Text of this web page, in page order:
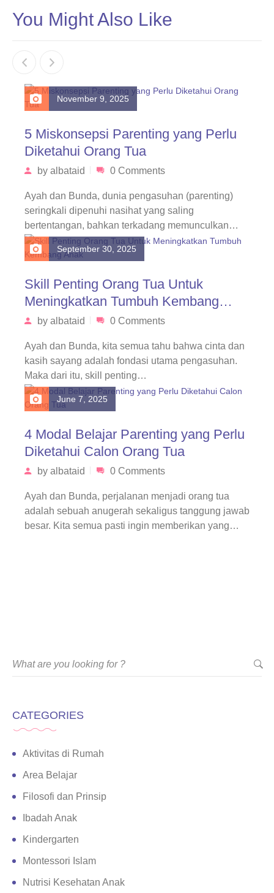
You Might Also Like
November 9, 2025
5 Miskonsepsi Parenting yang Perlu
Diketahui Orang Tua
by albataid 0 Comments
Ayah dan Bunda, dunia pengasuhan (parenting)
seringkali dipenuhi nasihat yang saling
bertentangan, bahkan terkadang memunculkan
keyakinan yang sebenarnya keliru. Lima…
September 30, 2025
Skill Penting Orang Tua Untuk
Meningkatkan Tumbuh Kembang
Anak
by albataid 0 Comments
Ayah dan Bunda, kita semua tahu bahwa cinta dan
kasih sayang adalah fondasi utama pengasuhan.
Maka dari itu, skill penting…
June 7, 2025
4 Modal Belajar Parenting yang Perlu
Diketahui Calon Orang Tua
by albataid 0 Comments
Ayah dan Bunda, perjalanan menjadi orang tua
adalah sebuah anugerah sekaligus tanggung jawab
besar. Kita semua pasti ingin memberikan yang…
CATEGORIES
Aktivitas di Rumah
Area Belajar
Filosofi dan Prinsip
Ibadah Anak
Kindergarten
Montessori Islam
Nutrisi Kesehatan Anak